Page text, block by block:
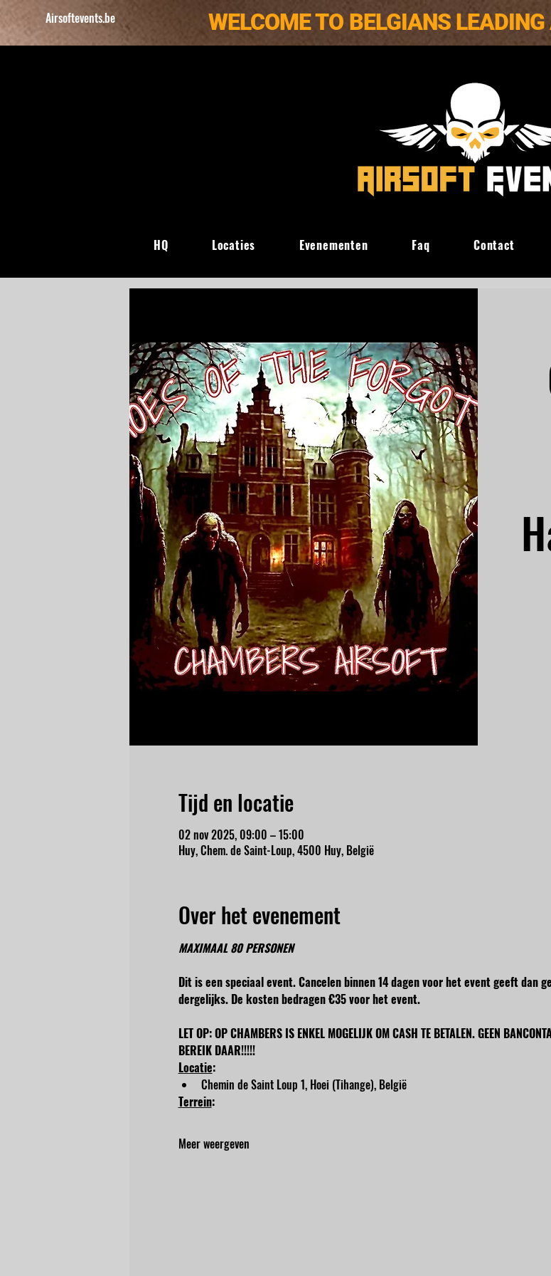
Airsoftevents.be WELCOME TO BELGIANS
Tijd en locatie
02 nov 2025, 09:00 – 15:00
Huy, Chem. de Saint-Loup, 4500 Huy, België
Over het evenement
MAXIMAAL 80 PERSONEN
Dit is een speciaal event. Cancelen binnen 14 dagen voor het event geeft dan
dergelijks. De kosten bedragen €35 voor het event.
LET OP: OP CHAMBERS IS ENKEL MOGELIJK OM CASH TE BETALEN. GEEN
BEREIK DAAR!!!!!
Locatie:
Chemin de Saint Loup 1, Hoei (Tihange), België
Terrein:
Meer weergeven
HQ Locaties Evenementen Faq Contact